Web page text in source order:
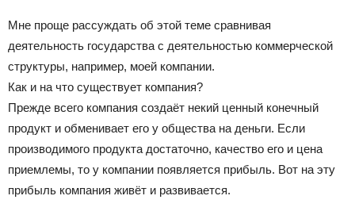
Мне проще рассуждать об этой теме сравнивая
деятельность государства с деятельностью коммерческой
структуры, например, моей компании.
Как и на что существует компания?
Прежде всего компания создаёт некий ценный конечный
продукт и обменивает его у общества на деньги. Если
производимого продукта достаточно, качество его и цена
приемлемы, то у компании появляется прибыль. Вот на эту
прибыль компания живёт и развивается.